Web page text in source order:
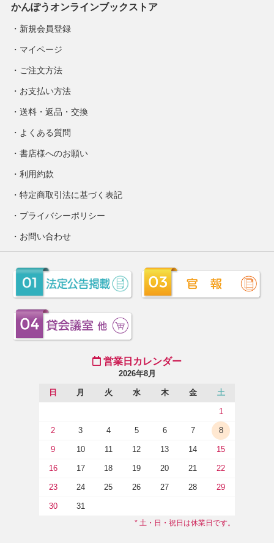
かんぽうオンラインブックストア
新規会員登録
マイページ
ご注文方法
お支払い方法
送料・返品・交換
よくある質問
書店様へのお願い
利用約款
特定商取引法に基づく表記
プライバシーポリシー
お問い合わせ
営業日カレンダー
2026年8月
日 月 火 水 木 金 土
1
2 3 4 5 6 7 8
9 10 11 12 13 14 15
16 17 18 19 20 21 22
23 24 25 26 27 28 29
30 31
* 土・日・祝日は休業日です。